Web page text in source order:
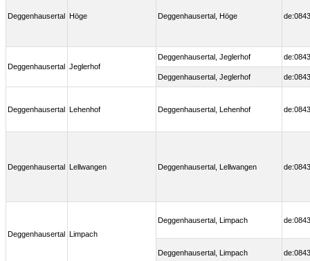
Deggenhausertal Höge Deggenhausertal, Höge
Deggenhausertal Jeglerhof
Deggenhausertal, Jeglerhof
Deggenhausertal, Jeglerhof
Deggenhausertal Lehenhof Deggenhausertal, Lehenhof
Deggenhausertal Lellwangen Deggenhausertal, Lellwangen
Deggenhausertal Limpach
Deggenhausertal, Limpach
Deggenhausertal, Limpach